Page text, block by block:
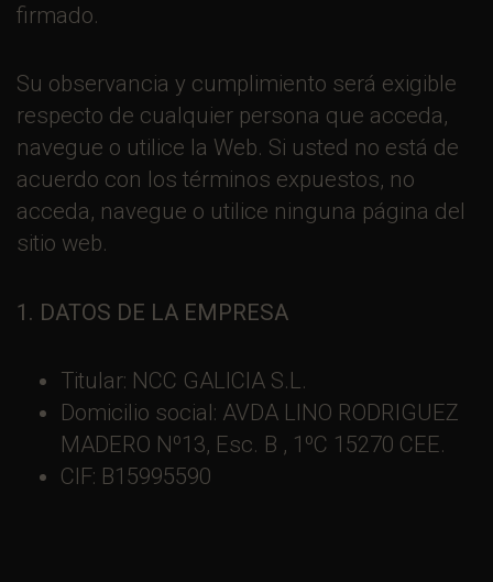
firmado.
Su observancia y cumplimiento será exigible
respecto de cualquier persona que acceda,
navegue o utilice la Web. Si usted no está de
acuerdo con los términos expuestos, no
acceda, navegue o utilice ninguna página del
sitio web.
1. DATOS DE LA EMPRESA
Titular: NCC GALICIA S.L.
Domicilio social: AVDA LINO RODRIGUEZ
MADERO Nº13, Esc. B , 1ºC 15270 CEE.
CIF: B15995590